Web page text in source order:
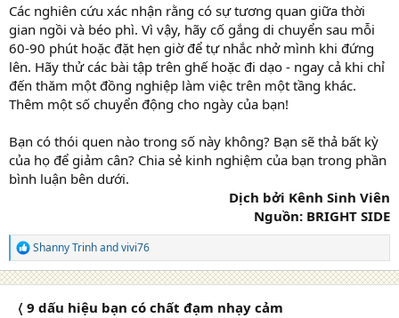
Các nghiên cứu xác nhận rằng có sự tương quan giữa thời
gian ngồi và béo phì. Vì vậy, hãy cố gắng di chuyển sau mỗi
60-90 phút hoặc đặt hẹn giờ để tự nhắc nhở mình khi đứng
lên. Hãy thử các bài tập trên ghế hoặc đi dạo - ngay cả khi chỉ
đến thăm một đồng nghiệp làm việc trên một tầng khác.
Thêm một số chuyển động cho ngày của bạn!
Bạn có thói quen nào trong số này không? Bạn sẽ thả bất kỳ
của họ để giảm cân? Chia sẻ kinh nghiệm của bạn trong phần
bình luận bên dưới.
Dịch bởi Kênh Sinh Viên
Nguồn: BRIGHT SIDE
R
e
a
Shanny Trinhandvivi76
〈 9 dấu hiệu bạn có chất đạm nhạy cảm